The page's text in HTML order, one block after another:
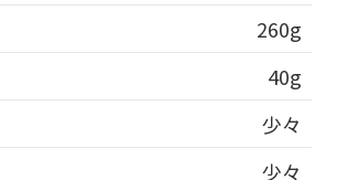
260g
40g
少々
少々